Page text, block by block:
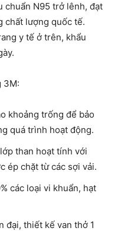
chuẩn N95 trở lênh, đạt
chất lượng quốc tế.
y tế ở trên, khẩu
3M:
khoảng trống để bảo
quá trình hoạt động.
than hoạt tính với
ép chặt từ các sợi vải.
các loại vi khuẩn, hạt
đại, thiết kế van thở 1